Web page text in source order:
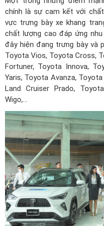
chính là sự cam kết với
vực trưng bày xe khang
chất lượng cao đáp ứng
đây hiện đang trưng bày và
Toyota Vios, Toyota Cross,
Fortuner, Toyota Innova,
Yaris, Toyota Avanza,
Land Cruiser Prado,
Wigo,...